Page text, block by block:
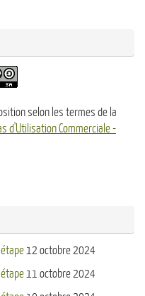
selon les termes de la
d'Utilisation Commerciale -
12 octobre 2024
11 octobre 2024